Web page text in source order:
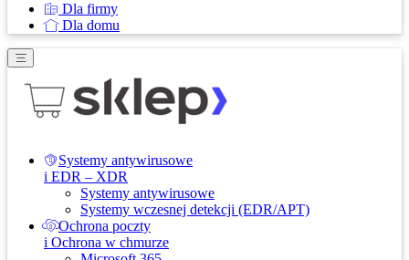
Dla firmy
Dla domu
Systemy antywirusowe
i EDR – XDR
Systemy antywirusowe
Systemy wczesnej detekcji (EDR/APT)
Ochrona poczty
i Ochrona w chmurze